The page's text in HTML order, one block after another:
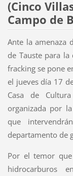
(Cinco
Campo de
Ante la amenaza
de Tauste para
fracking se pone
el jueves día 17
Casa de
organizada por
que
departamento de
Por el temor
hidrocarburos